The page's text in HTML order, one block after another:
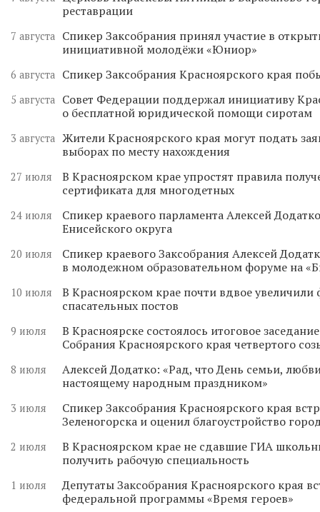
реставрации
7 августа
Спикер Заксобрания принял участие в
инициативной молодёжи «Юниор»
6 августа Спикер Заксобрания Красноярского края
5 августа
Совет Федерации поддержал инициативу
о бесплатной юридической помощи сиротам
3 августа Жители Красноярского края могут подать
выборах по месту нахождения
27 июля
В Красноярском крае упростят правила
сертификата для многодетных
24 июля
Спикер краевого парламента Алексей
Енисейского округа
20 июля
Спикер краевого Заксобрания Алексей
в молодежном образовательном форуме на
10 июля
В Красноярском крае почти вдвое
спасательных постов
9 июля
В Красноярске состоялось итоговое
Собрания Красноярского края четвертого
8 июля
Алексей Додатко: «Рад, что День семьи,
настоящему народным праздником»
3 июля
Спикер Заксобрания Красноярского края
Зеленогорска и оценил благоустройство
2 июля
В Красноярском крае не сдавшие ГИА
получить рабочую специальность
1 июля
Депутаты Заксобрания Красноярского края
федеральной программы «Время героев»